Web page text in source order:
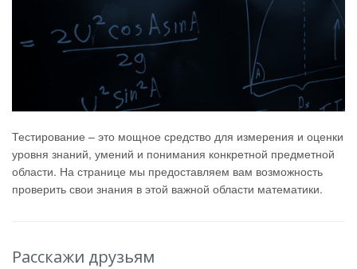
Тестирование – это мощное средство для измерения и оценки
уровня знаний, умений и понимания конкретной предметной
области. На странице мы предоставляем вам возможность
проверить свои знания в этой важной области математики.
Расскажи друзьям